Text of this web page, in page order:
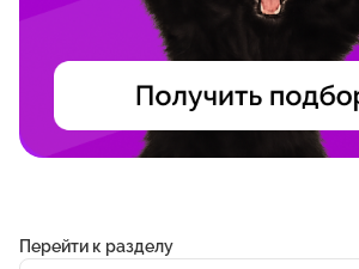
Перейти к разделу